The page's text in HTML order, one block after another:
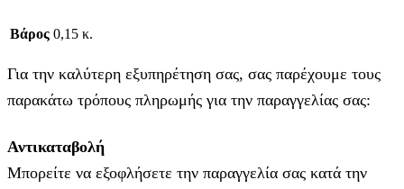
Βάρος 0,15 κ.
Για την καλύτερη εξυπηρέτηση σας, σας παρέχουμε τους
παρακάτω τρόπους πληρωμής για την παραγγελίας σας:
Αντικαταβολή
Μπορείτε να εξοφλήσετε την παραγγελία σας κατά την